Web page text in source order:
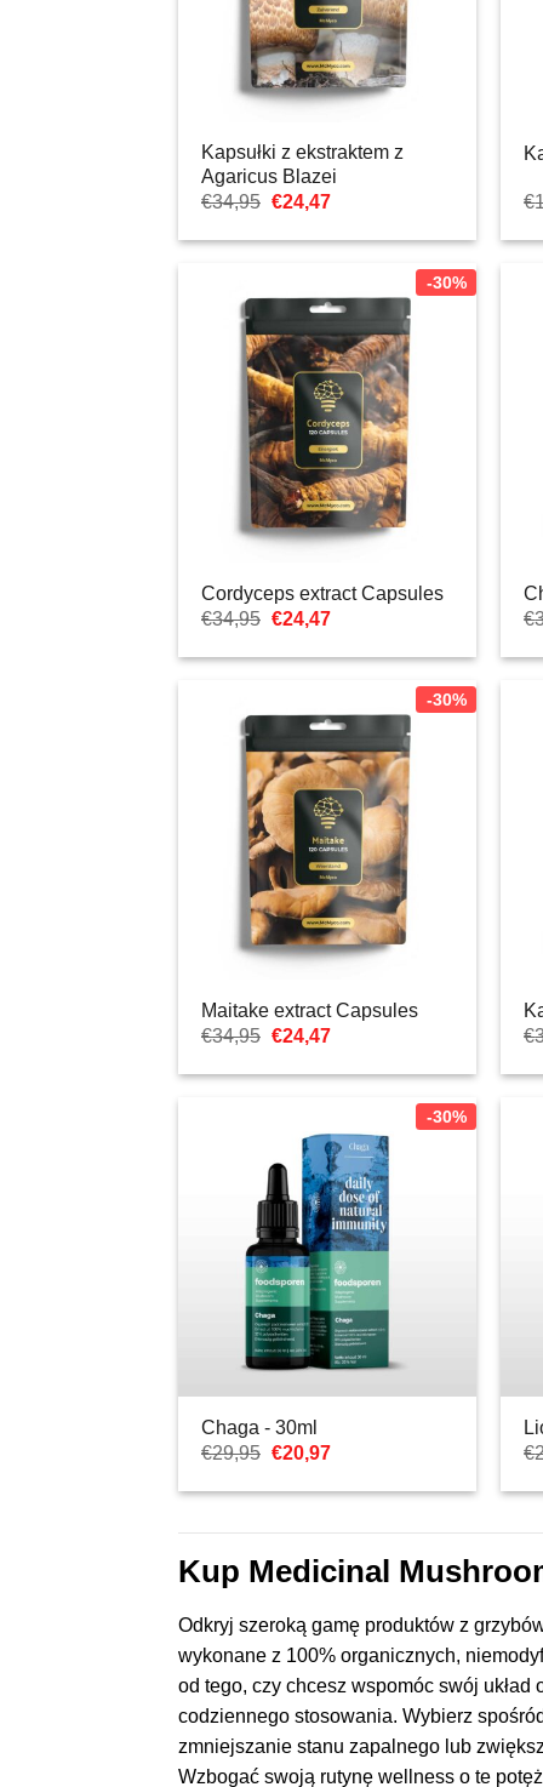
Kapsułki z ekstraktem z
Agaricus Blazei
€34,95 Pierwotna
wynosiła:
€24,47Aktualna
€24,47.
€
-30%
Cordyceps extract Capsules
€34,95 Pierwotna
wynosiła:
€24,47Aktualna
€24,47.
€
-30%
Maitake extract Capsules
€34,95 Pierwotna
wynosiła:
€24,47Aktualna
€24,47.
€
-30%
Chaga - 30ml
€29,95 Pierwotna
wynosiła:
€20,97Aktualna
€20,97.
€
Kup Medicinal
Odkryj szeroką gamę produktów z
wykonane z 100% organicznych,
od tego, czy chcesz wspomóc swój
codziennego stosowania. Wybierz
zmniejszanie stanu zapalnego lub
Wzbogać swoją rutynę wellness o te